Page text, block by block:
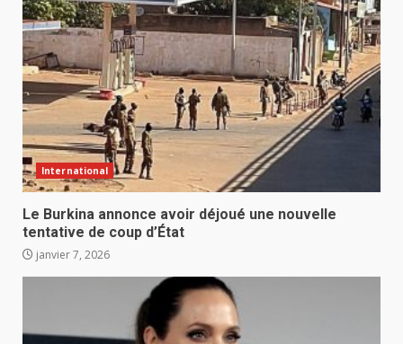
International
Le Burkina annonce avoir déjoué une nouvelle
tentative de coup d’État
janvier 7, 2026